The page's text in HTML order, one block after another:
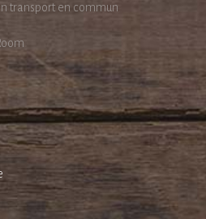
transport en commun